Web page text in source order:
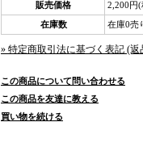
販売価格
2,200円
在庫数
在庫0売
» 特定商取引法に基づく表記 (返
この商品について問い合わせる
この商品を友達に教える
買い物を続ける